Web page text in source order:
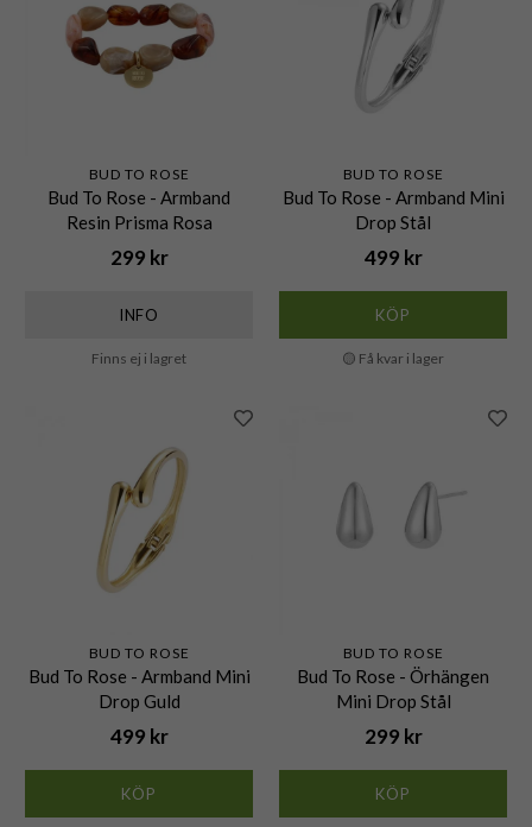
BUD TO ROSE
Bud To Rose - Armband
Resin Prisma Rosa
299 kr
INFO
Finns ej i lagret
BUD TO ROSE
Bud To Rose - Armband Mini
Drop Stål
499 kr
KÖP
🟡 Få kvar i lager
BUD TO ROSE
Bud To Rose - Armband Mini
Drop Guld
499 kr
KÖP
BUD TO ROSE
Bud To Rose - Örhängen
Mini Drop Stål
299 kr
KÖP